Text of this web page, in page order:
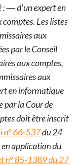
:― d'un expert en
Les listes
aux
par le Conseil
aux comptes,
aux
en informatique
par la Cour de
doit être inscrit
n° 66-537du 24
application du
n° 85-1389 du 27